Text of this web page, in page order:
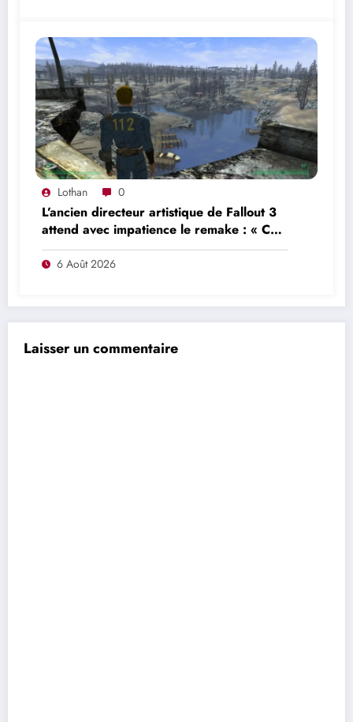
Lothan 0
L’ancien directeur artistique de Fallout 3
attend avec impatience le remake : « Ce
n’était pas du tout le jeu que nous
voulions créer »
6 Août 2026
Laisser un commentaire